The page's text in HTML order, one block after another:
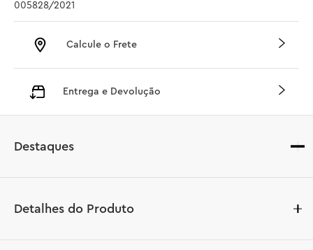
005828/2021
Calcule o Frete
Entrega e Devolução
Destaques
Detalhes do Produto